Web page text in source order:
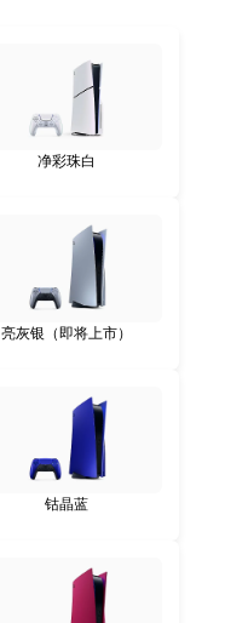
净彩珠白
亮灰银（即将上市）
钴晶蓝